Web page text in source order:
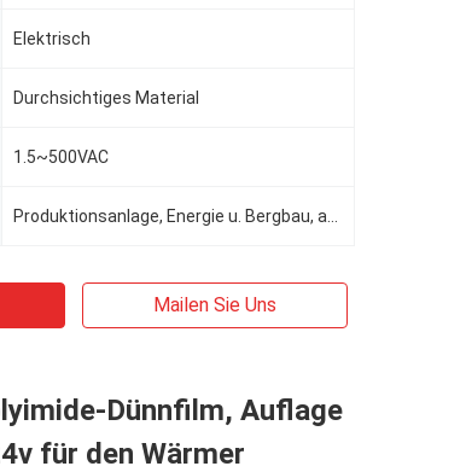
Elektrisch
Durchsichtiges Material
1.5~500VAC
Mailen Sie Uns
Dünnfilm, Auflage
für den Wärmer